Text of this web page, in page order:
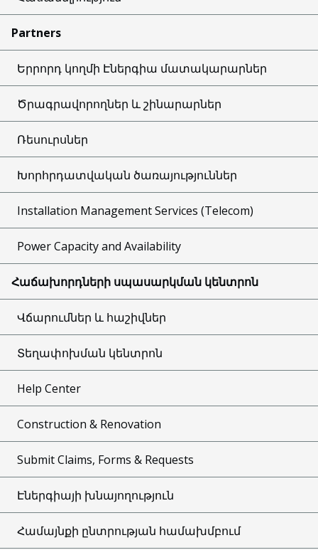
Partners
Երրորդ կողմի Էներգիա մատակարարներ
Ծրագրավորողներ և շինարարներ
Ռեսուրսներ
Խորհրդատվական ծառայություններ
Installation Management Services (Telecom)
Power Capacity and Availability
Հաճախորդների սպասարկման կենտրոն
Վճարումներ և հաշիվներ
Տեղափոխման կենտրոն
Help Center
Construction & Renovation
Submit Claims, Forms & Requests
Էներգիայի խնայողություն
Համայնքի ընտրության համախմբում